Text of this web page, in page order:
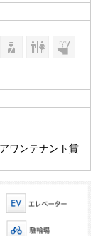
ワンテナント賃